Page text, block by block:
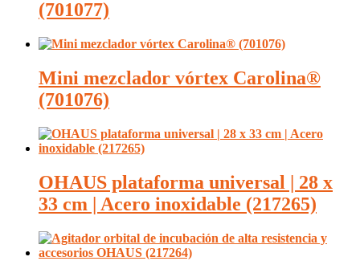
(701077)
Mini mezclador vórtex Carolina®
(701076)
OHAUS plataforma universal | 28 x
33 cm | Acero inoxidable (217265)